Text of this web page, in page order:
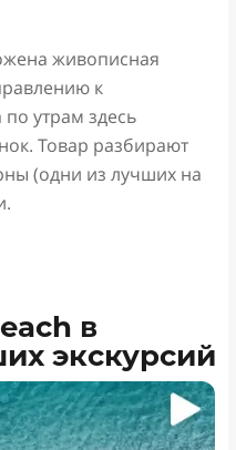
живописная
к
утрам здесь
Товар разбирают
(одни из лучших на
в
экскурсий